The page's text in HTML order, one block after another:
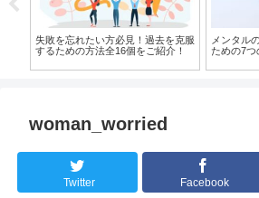
失敗を忘れたい方必見！過去を克服
するための方法全16個をご紹介！
メンタル
ための7つ
woman_worried
Twitter Facebook